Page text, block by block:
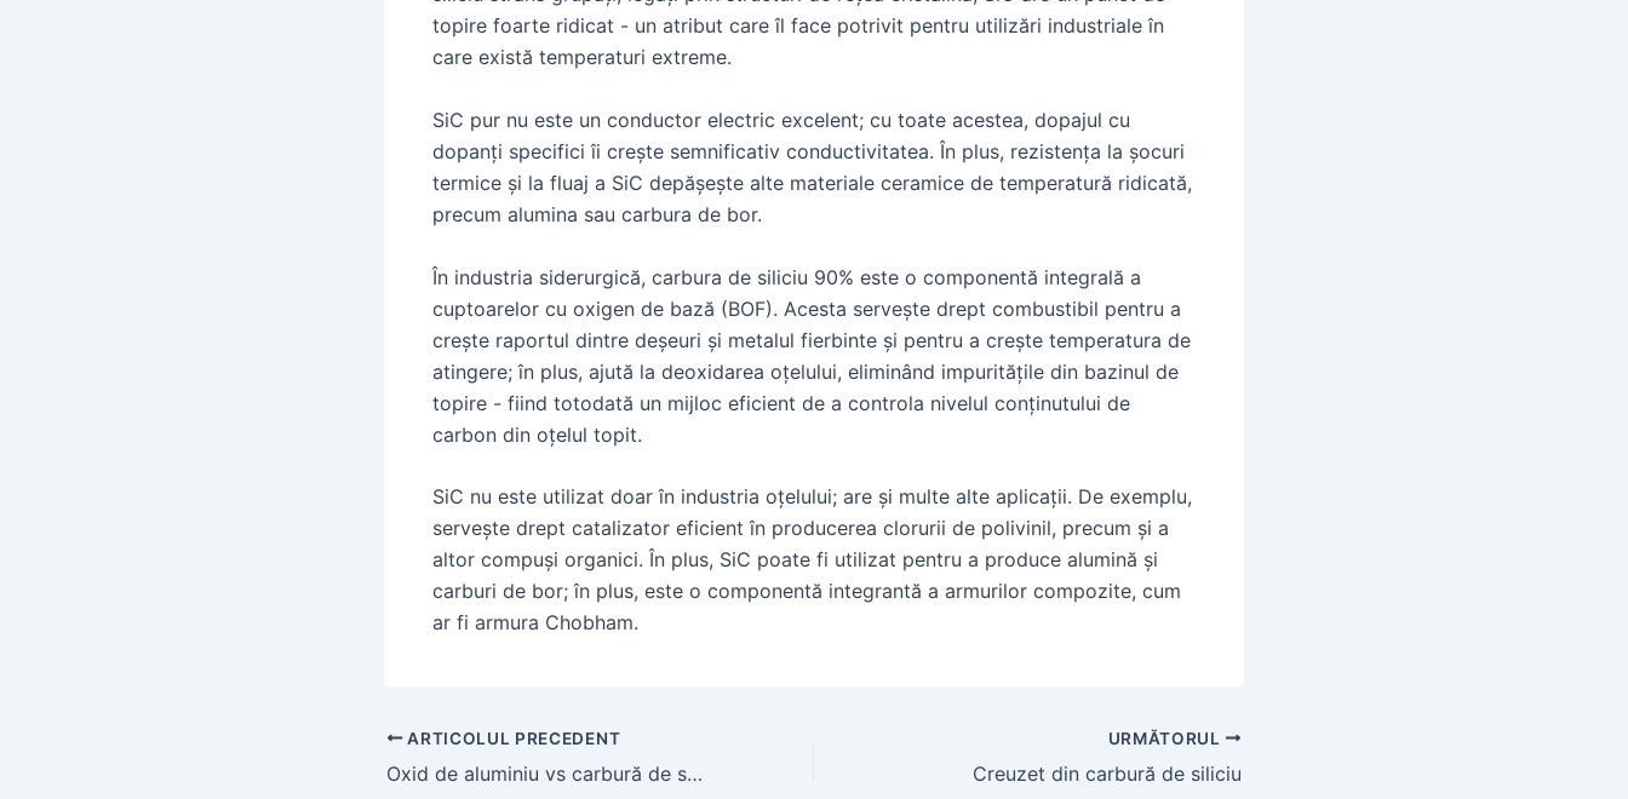
topire foarte ridicat - un atribut care îl face potrivit pentru utilizări industriale în
care există temperaturi extreme.
SiC pur nu este un conductor electric excelent; cu toate acestea, dopajul cu
dopanți specifici îi crește semnificativ conductivitatea. În plus, rezistența la șocuri
termice și la fluaj a SiC depășește alte materiale ceramice de temperatură ridicată,
precum alumina sau carbura de bor.
În industria siderurgică, carbura de siliciu 90% este o componentă integrală a
cuptoarelor cu oxigen de bază (BOF). Acesta servește drept combustibil pentru a
crește raportul dintre deșeuri și metalul fierbinte și pentru a crește temperatura de
atingere; în plus, ajută la deoxidarea oțelului, eliminând impuritățile din bazinul de
topire - fiind totodată un mijloc eficient de a controla nivelul conținutului de
carbon din oțelul topit.
SiC nu este utilizat doar în industria oțelului; are și multe alte aplicații. De exemplu,
servește drept catalizator eficient în producerea clorurii de polivinil, precum și a
altor compuși organici. În plus, SiC poate fi utilizat pentru a produce alumină și
carburi de bor; în plus, este o componentă integrantă a armurilor compozite, cum
ar fi armura Chobham.
Navigație
post
ARTICOLUL PRECEDENT
Oxid de aluminiu vs carbură de siliciu
URMĂTORUL
Creuzet din carbură de siliciu